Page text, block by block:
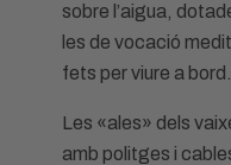
sobre l’aigua,
les de vocació
fets per viure a bord.
Les «ales» dels
amb politges i